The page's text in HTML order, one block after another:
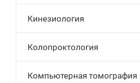
Кинезиология
Колопроктология
Компьютерная томография